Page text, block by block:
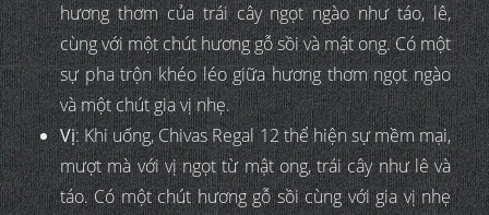
hương thơm của trái cây ngọt ngào như táo, lê,
cùng với một chút hương gỗ sồi và mật ong. Có một
sự pha trộn khéo léo giữa hương thơm ngọt ngào
và một chút gia vị nhẹ.
Vị: Khi uống, Chivas Regal 12 thể hiện sự mềm mại,
mượt mà với vị ngọt từ mật ong, trái cây như lê và
táo. Có một chút hương gỗ sồi cùng với gia vị nhẹ